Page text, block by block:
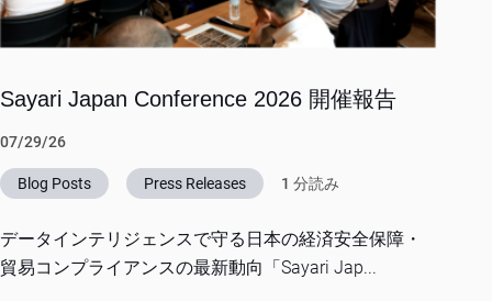
Sayari Japan Conference 2026 開催報告
07/29/26
Blog Posts Press Releases 1 分読み
データインテリジェンスで守る日本の経済安全保障・
貿易コンプライアンスの最新動向「Sayari Jap...